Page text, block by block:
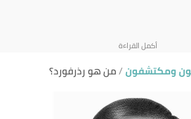
ومكتشفون من هو رذرفورد؟